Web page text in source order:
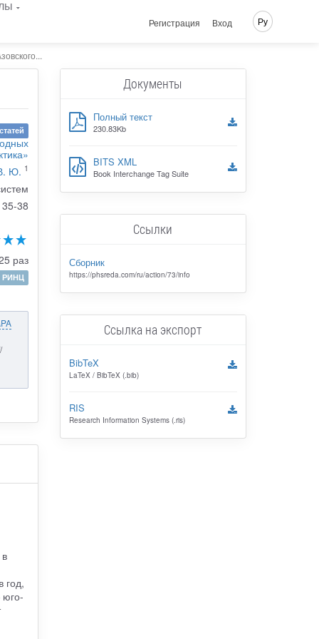
Регистрация Вход Ру
Ю. 1
35-38
раз
РИНЦ
год,
юго-
Документы
Полный текст
230.83Kb
BITS XML
Book Interchange Tag Suite
Ссылки
Сборник
https://phsreda.com/ru/action/73/info
Ссылка на экспорт
BibTeX
LaTeX / BibTeX (.bib)
RIS
Research Information Systems (.ris)